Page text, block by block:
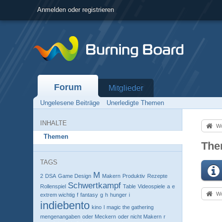
Anmelden oder registrieren
Forum Mitglieder
Ungelesene Beiträge Unerledigte Themen
INHALTE
Themen
TAGS
2 DSA Game Design M Makern Produktiv Rezepte
Rollenspiel Schwertkampf Table Videospiele a e
extrem wichtig f fantasy g h hunger i
indiebento kino l magic the gathering
mengenangaben oder Meckern oder nicht Makern r